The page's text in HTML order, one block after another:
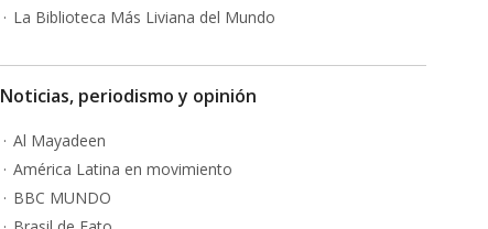
La Biblioteca Más Liviana del Mundo
Noticias, periodismo y opinión
Al Mayadeen
América Latina en movimiento
BBC MUNDO